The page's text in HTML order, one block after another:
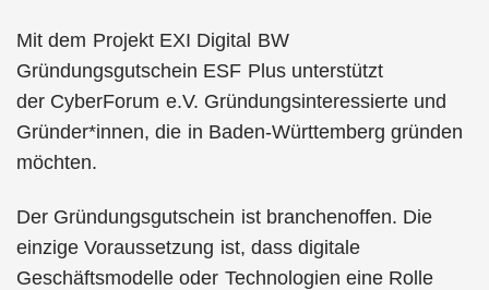
Mit dem Projekt EXI Digital BW
Gründungsgutschein ESF Plus unterstützt
der CyberForum e.V. Gründungsinteressierte und
Gründer*innen, die in Baden-Württemberg gründen
möchten.
Der Gründungsgutschein ist branchenoffen. Die
einzige Voraussetzung ist, dass digitale
Geschäftsmodelle oder Technologien eine Rolle